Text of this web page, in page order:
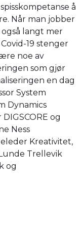
å
Når man jobber
også langt mer
19 stenger
noe av
som gjør
en dag
System
Dynamics
og
Ness
Kreativitet,
Trellevik
og